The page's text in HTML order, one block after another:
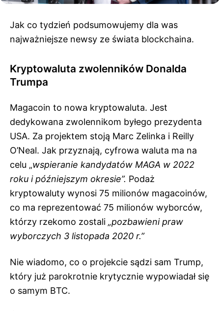
Jak co tydzień podsumowujemy dla was
najważniejsze newsy ze świata blockchaina.
Kryptowaluta zwolenników Donalda
Trumpa
Magacoin to nowa kryptowaluta. Jest
dedykowana zwolennikom byłego prezydenta
USA. Za projektem stoją Marc Zelinka i Reilly
O’Neal. Jak przyznają, cyfrowa waluta ma na
celu „wspieranie kandydatów MAGA w 2022
roku i późniejszym okresie”. Podaż
kryptowaluty wynosi 75 milionów magacoinów,
co ma reprezentować 75 milionów wyborców,
którzy rzekomo zostali „pozbawieni praw
wyborczych 3 listopada 2020 r.”
Nie wiadomo, co o projekcie sądzi sam Trump,
który już parokrotnie krytycznie wypowiadał się
o samym BTC.